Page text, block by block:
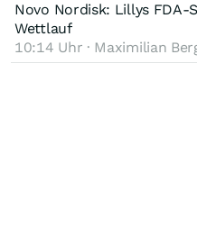
Novo Nordisk: Lillys
Wettlauf
10:14 Uhr · Maximilian